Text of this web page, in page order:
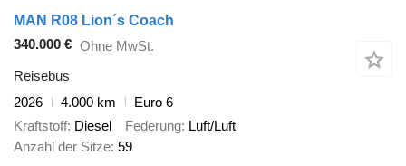
MAN R08 Lion´s Coach
340.000 € Ohne MwSt.
Reisebus
2026
4.000 km
Euro 6
Kraftstoff Diesel Federung Luft/Luft
Anzahl der Sitze 59